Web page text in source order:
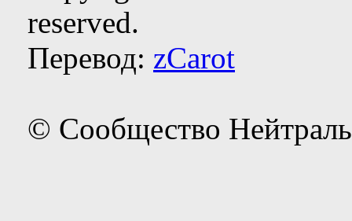
reserved.
Перевод: zCarot
© Сообщество